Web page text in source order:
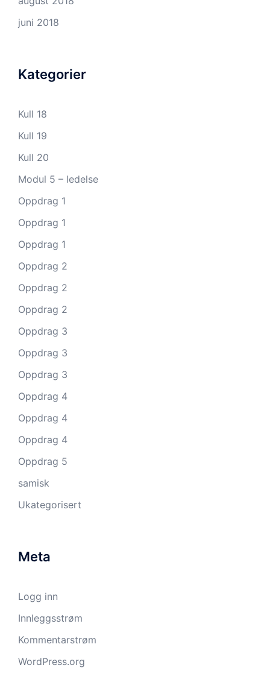
juni 2018
Kategorier
Kull 18
Kull 19
Kull 20
Modul 5 – ledelse
Oppdrag 1
Oppdrag 1
Oppdrag 1
Oppdrag 2
Oppdrag 2
Oppdrag 2
Oppdrag 3
Oppdrag 3
Oppdrag 3
Oppdrag 4
Oppdrag 4
Oppdrag 4
Oppdrag 5
samisk
Ukategorisert
Meta
Logg inn
Innleggsstrøm
Kommentarstrøm
WordPress.org